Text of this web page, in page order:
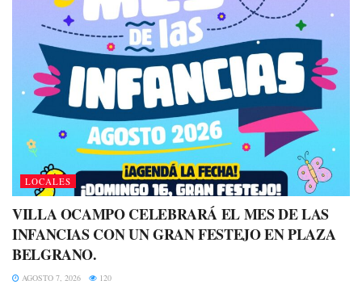
LOCALES
VILLA OCAMPO CELEBRARÁ EL MES DE LAS
INFANCIAS CON UN GRAN FESTEJO EN PLAZA
BELGRANO.
AGOSTO 7, 2026 120